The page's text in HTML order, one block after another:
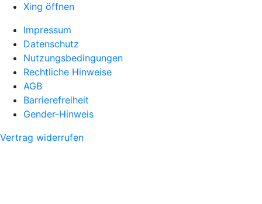
Xing öffnen
Impressum
Datenschutz
Nutzungsbedingungen
Rechtliche Hinweise
AGB
Barrierefreiheit
Gender-Hinweis
Vertrag widerrufen